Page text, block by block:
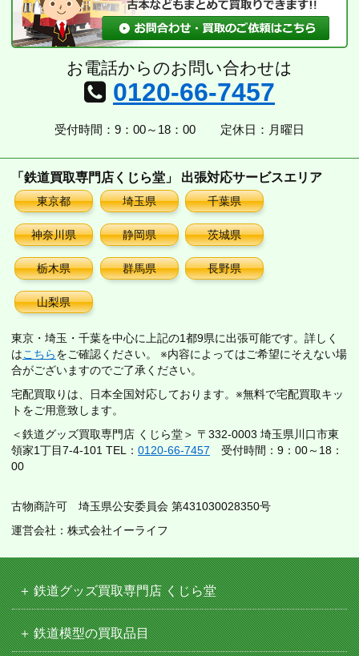
お電話からのお問い合わせは
0120-66-7457
受付時間：9：00～18：00 定休日：月曜日
「鉄道買取専門店くじら堂」 出張対応サービスエリア
東京都 埼玉県 千葉県
神奈川県 静岡県 茨城県
栃木県 群馬県 長野県
山梨県
東京・埼玉・千葉を中心に上記の1都9県に出張可能です。詳しく
はこちらをご確認ください。 ※内容によってはご希望にそえない場
合がございますのでご了承ください。
宅配買取りは、日本全国対応しております。※無料で宅配買取キッ
トをご用意致します。
＜鉄道グッズ買取専門店 くじら堂＞ 〒332-0003 埼玉県川口市東
領家1丁目7-4-101 TEL： 0120-66-7457 受付時間：9：00～18：
00
古物商許可 埼玉県公安委員会 第431030028350号
運営会社：株式会社イーライフ
鉄道グッズ買取専門店 くじら堂
鉄道模型の買取品目